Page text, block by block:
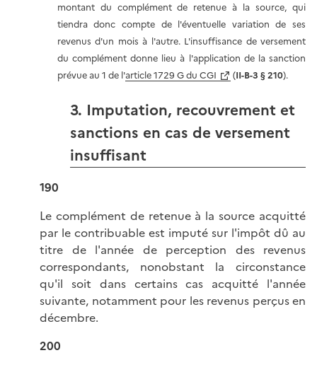
montant du complément de retenue à la source, qui
tiendra donc compte de l'éventuelle variation de ses
revenus d'un mois à l'autre. L'insuffisance de versement
du complément donne lieu à l'application de la sanction
prévue au 1 de l'article 1729 G du CGI (II-B-3 § 210).
3. Imputation, recouvrement et
sanctions en cas de versement
insuffisant
190
Le complément de retenue à la source acquitté
par le contribuable est imputé sur l'impôt dû au
titre de l'année de perception des revenus
correspondants, nonobstant la circonstance
qu'il soit dans certains cas acquitté l'année
suivante, notamment pour les revenus perçus en
décembre.
200